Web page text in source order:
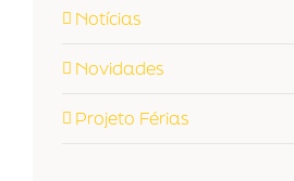
Notícias
Novidades
Projeto Férias